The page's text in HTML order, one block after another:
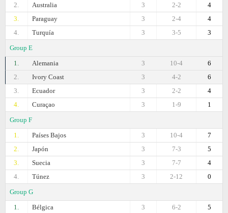
2.
Australia 4
2-2
3
3.
Paraguay 4
2-4
3
4.
Turquía 3
3-5
3
Group E
1.
Alemania 6
10-4
3
2.
Ivory Coast 6
4-2
3
3.
Ecuador 4
2-2
3
4.
Curaçao 1
1-9
3
Group F
1.
Países Bajos 7
10-4
3
2.
Japón 5
7-3
3
3.
Suecia 4
7-7
3
4.
Túnez 0
2-12
3
Group G
1.
Bélgica 5
6-2
3